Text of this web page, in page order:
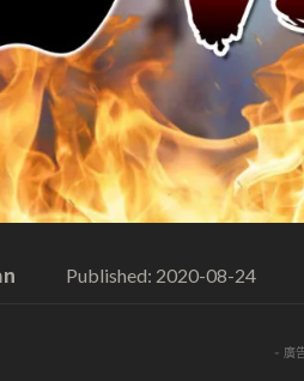
Published: 2020-08-24
- 廣